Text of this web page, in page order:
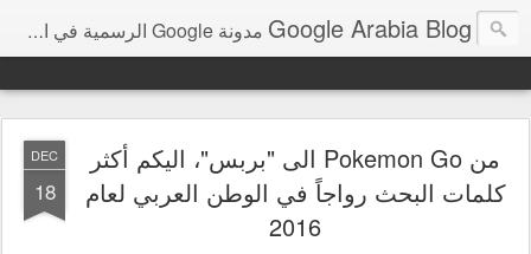
Google Arabia Blog مدونة Google الرسمية في الشرق الأوسط و شمال أفريقيا‎
DEC
18
من Pokemon Go الى "بربس"، اليكم أكثر
كلمات البحث رواجاً في الوطن العربي لعام
2016